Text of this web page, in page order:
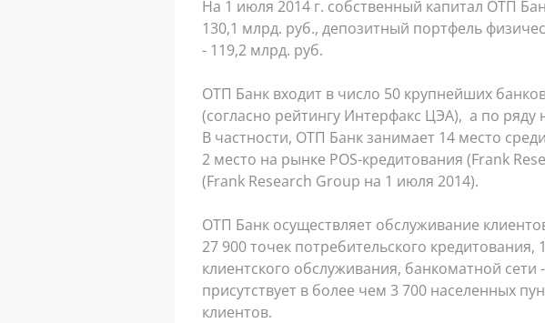
На 1 июля 2014 г. собственный капитал ОТП
130,1 млрд. руб., депозитный портфель
- 119,2 млрд. руб.
ОТП Банк входит в число 50 крупнейших
(согласно рейтингу Интерфакс ЦЭА), а по
В частности, ОТП Банк занимает 14 место
2 место на рынке POS-кредитования (Frank
(Frank Research Group на 1 июля 2014).
ОТП Банк осуществляет обслуживание
27 900 точек потребительского
клиентского обслуживания, банкоматной
присутствует в более чем 3 700 населенных
клиентов.